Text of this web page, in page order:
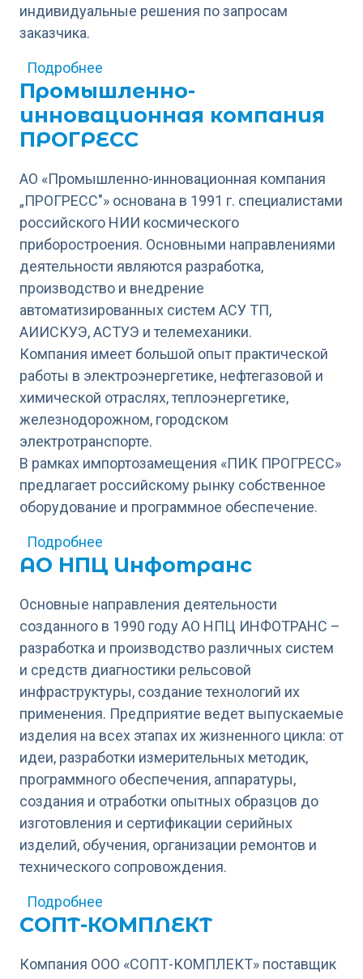
индивидуальные решения по запросам
заказчика.
Подробнее
Промышленно-
инновационная компания
ПРОГРЕСС
АО «Промышленно-инновационная компания
„ПРОГРЕСС"» основана в 1991 г. специалистами
российского НИИ космического
приборостроения. Основными направлениями
деятельности являются разработка,
производство и внедрение
автоматизированных систем АСУ ТП,
АИИСКУЭ, АСТУЭ и телемеханики.
Компания имеет большой опыт практической
работы в электроэнергетике, нефтегазовой и
химической отраслях, теплоэнергетике,
железнодорожном, городском
электротранспорте.
В рамках импортозамещения «ПИК ПРОГРЕСС»
предлагает российскому рынку собственное
оборудование и программное обеспечение.
Подробнее
АО НПЦ Инфотранс
Основные направления деятельности
созданного в 1990 году АО НПЦ ИНФОТРАНС –
разработка и производство различных систем
и средств диагностики рельсовой
инфраструктуры, создание технологий их
применения. Предприятие ведет выпускаемые
изделия на всех этапах их жизненного цикла: от
идеи, разработки измерительных методик,
программного обеспечения, аппаратуры,
создания и отработки опытных образцов до
изготовления и сертификации серийных
изделий, обучения, организации ремонтов и
технического сопровождения.
Подробнее
СОПТ-КОМПЛЕКТ
Компания ООО «СОПТ-КОМПЛЕКТ» поставщик